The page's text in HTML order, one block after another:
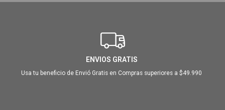
ENVIOS GRATIS
Usa tu beneficio de Envió Gratis en Compras superiores a $49.990